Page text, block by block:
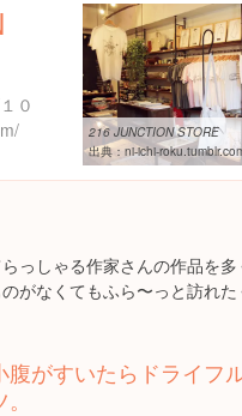
０
216 JUNCTION STORE
出典： ni-ichi-
っしゃる作家さんの作品を多
がなくてもふら〜っと訪れた
腹がすいたらドライフ